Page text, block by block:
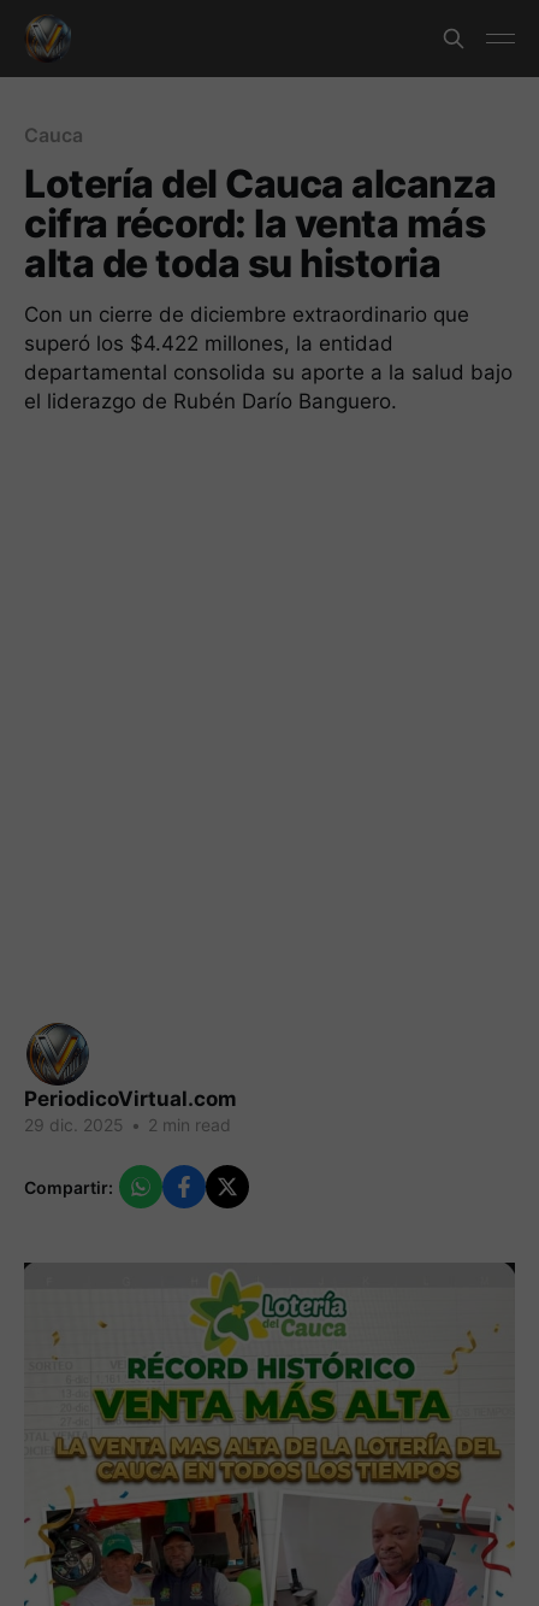
Cauca
Lotería del Cauca alcanza
cifra récord: la venta más
alta de toda su historia
Con un cierre de diciembre extraordinario que
superó los $4.422 millones, la entidad
departamental consolida su aporte a la salud bajo
el liderazgo de Rubén Darío Banguero.
PeriodicoVirtual.com
29 dic. 2025 • 2 min read
Compartir: